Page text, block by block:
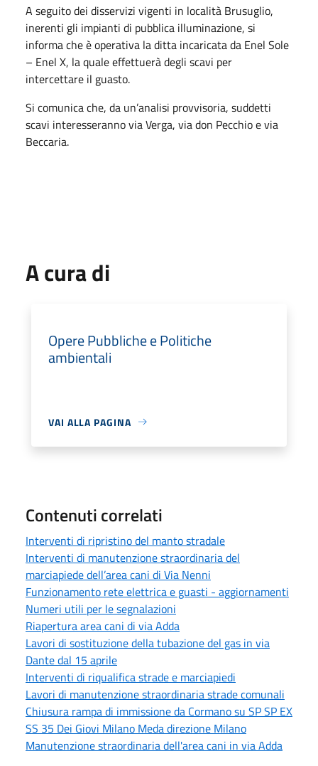
A seguito dei disservizi vigenti in località Brusuglio,
inerenti gli impianti di pubblica illuminazione, si
informa che è operativa la ditta incaricata da Enel Sole
– Enel X, la quale effettuerà degli scavi per
intercettare il guasto.
Si comunica che, da un’analisi provvisoria, suddetti
scavi interesseranno via Verga, via don Pecchio e via
Beccaria.
A cura di
Opere Pubbliche e Politiche
ambientali
VAI ALLA PAGINA
Contenuti correlati
Interventi di ripristino del manto stradale
Interventi di manutenzione straordinaria del
marciapiede dell’area cani di Via Nenni
Funzionamento rete elettrica e guasti - aggiornamenti
Numeri utili per le segnalazioni
Riapertura area cani di via Adda
Lavori di sostituzione della tubazione del gas in via
Dante dal 15 aprile
Interventi di riqualifica strade e marciapiedi
Lavori di manutenzione straordinaria strade comunali
Chiusura rampa di immissione da Cormano su SP SP EX
SS 35 Dei Giovi Milano Meda direzione Milano
Manutenzione straordinaria dell'area cani in via Adda